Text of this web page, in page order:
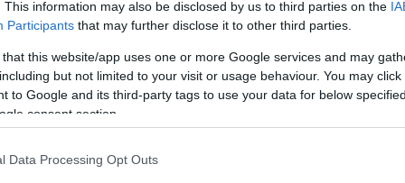
This information may also be disclosed by us to third parties on the
Participants that may further disclose it to other third parties.
that this website/app uses one or more Google services and may
but not limited to your visit or usage behaviour. You may
to Google and its third-party tags to use your data for below
consent section.
Data Processing Opt Outs
1914. nov. 4.–Bp., 1989. márc. 16.)
filológus, a nyelvészeti tudományok
en magyar–latin-görög szakon és Olaszo.-
egy.-i tanulmányait. Bp.-en doktorált 1939-ben,
(1940). Középisk. tanár, majd egy.-i docens,
csiperke